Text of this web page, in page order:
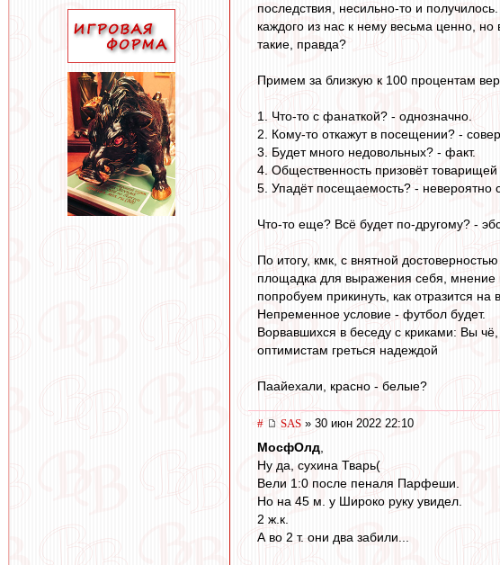
последствия, несильно-то и
каждого из нас к нему весьма ценно,
такие, правда?
Примем за близкую к 100 процентам
1. Что-то с фанаткой? - однозначно.
2. Кому-то откажут в посещении? -
3. Будет много недовольных? - факт.
4. Общественность призовёт
5. Упадёт посещаемость? - невероятно
Что-то еще? Всё будет по-другому? -
По итогу, кмк, с внятной
площадка для выражения себя, мнение
попробуем прикинуть, как отразится на
Непременное условие - футбол будет.
Ворвавшихся в беседу с криками: Вы
оптимистам греться надеждой
Паайехали, красно - белые?
# SAS » 30 июн 2022 22:10
МосфОлд
Ну да, сухина Тварь(
Вели 1:0 после пеналя Парфеши.
Но на 45 м. у Широко руку увидел.
2 ж.к.
А во 2 т. они два забили...